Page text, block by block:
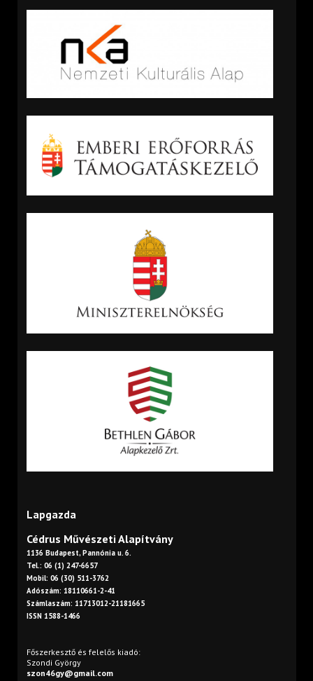
Lapgazda
Cédrus Művészeti Alapítvány
1136 Budapest, Pannónia u. 6.
Tel.: 06 (1) 247-6657
Mobil: 06 (30) 511-3762
Adószám: 18110661-2-41
Számlaszám: 11713012-21181665
ISSN 1588-1466
Főszerkesztő és felelős kiadó:
Szondi György
szon46gy@gmail.com